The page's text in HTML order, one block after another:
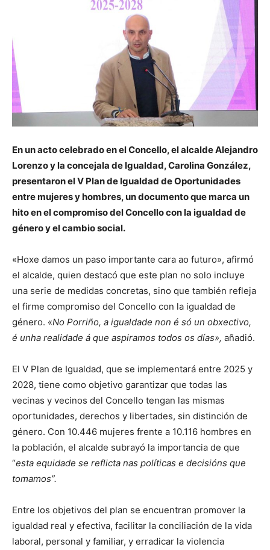
En un acto celebrado en el Concello, el alcalde Alejandro
Lorenzo y la concejala de Igualdad, Carolina González,
presentaron el V Plan de Igualdad de Oportunidades
entre mujeres y hombres, un documento que marca un
hito en el compromiso del Concello con la igualdad de
género y el cambio social.
«Hoxe damos un paso importante cara ao futuro», afirmó
el alcalde, quien destacó que este plan no solo incluye
una serie de medidas concretas, sino que también refleja
el firme compromiso del Concello con la igualdad de
género. «No Porriño, a igualdade non é só un obxectivo,
é unha realidade á que aspiramos todos os días», añadió.
El V Plan de Igualdad, que se implementará entre 2025 y
2028, tiene como objetivo garantizar que todas las
vecinas y vecinos del Concello tengan las mismas
oportunidades, derechos y libertades, sin distinción de
género. Con 10.446 mujeres frente a 10.116 hombres en
la población, el alcalde subrayó la importancia de que
“esta equidade se reflicta nas políticas e decisións que
tomamos”.
Entre los objetivos del plan se encuentran promover la
igualdad real y efectiva, facilitar la conciliación de la vida
laboral, personal y familiar, y erradicar la violencia